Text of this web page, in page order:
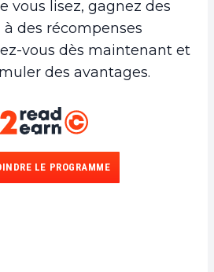
vous lisez, gagnez des
des récompenses
vous dès maintenant et
des avantages.
LE PROGRAMME